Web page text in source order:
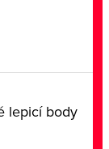
lepicí body